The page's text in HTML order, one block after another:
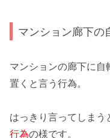
マンション廊下の
マンションの廊下に 自
置くと言う行為。
はっきり言ってしまう
行為の様です。